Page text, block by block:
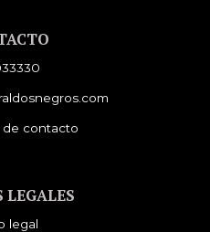
de contacto
LEGALES
legal